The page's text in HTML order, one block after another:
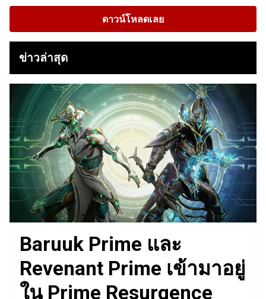
ดาวน์โหลดเลย
ข่าวล่าสุด
Baruuk Prime และ
Revenant Prime เข้ามาอยู่
ใน Prime Resurgence